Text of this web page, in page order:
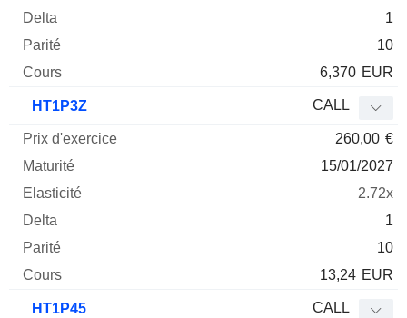
1
10
6,370 EUR
HT1P3Z CALL
260,00 €
15/01/2027
2.72x
1
10
13,24 EUR
HT1P45 CALL